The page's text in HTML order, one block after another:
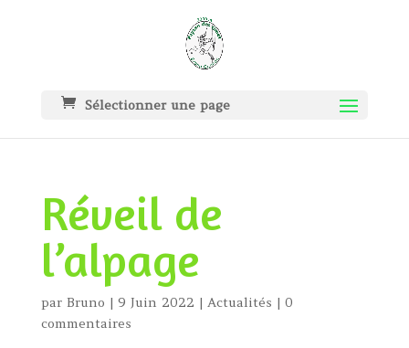
Sélectionner une page
Réveil de
l’alpage
par Bruno | 9 Juin 2022 | Actualités | 0
commentaires